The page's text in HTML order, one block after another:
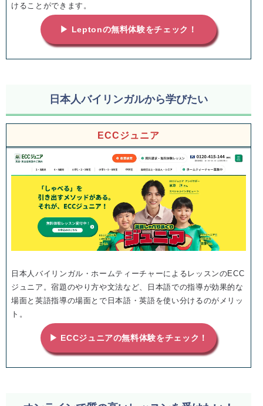
けることができます。
▶ Leptonの無料体験をチェック！
日本人バイリンガルから学びたい
ECCジュニア
日本人バイリンガル・ホームティーチャーによるレッスンのECC
ジュニア。宿題のやり方や文法など、日本語での指導が効果的な
場面と英語指導の場面とで日本語・英語を使い分けるのがメリッ
ト。
▶ ECCジュニアの無料体験をチェック！